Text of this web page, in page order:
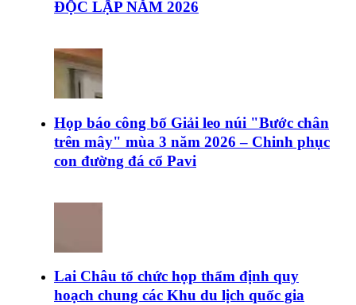
ĐỘC LẬP NĂM 2026
Họp báo công bố Giải leo núi "Bước chân
trên mây" mùa 3 năm 2026 – Chinh phục
con đường đá cổ Pavi
Lai Châu tổ chức họp thẩm định quy
hoạch chung các Khu du lịch quốc gia